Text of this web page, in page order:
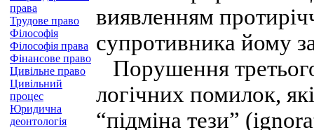
права
Трудове право
Філософія
Філософія права
Фінансове право
Цивільне право
Цивільний
процес
Юридична
деонтологія
виявленням
супротивника йому
Порушення
логічних помилок,
“підміна тези”